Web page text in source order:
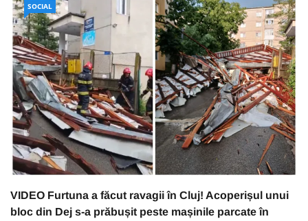
SOCIAL
VIDEO Furtuna a făcut ravagii în Cluj! Acoperișul unui
bloc din Dej s-a prăbușit peste mașinile parcate în